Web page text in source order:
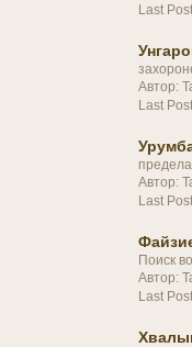
Last
Автор:
Last
Автор:
Last
Поиск
Автор:
Last